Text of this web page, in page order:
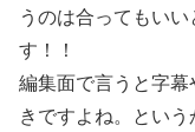
うのは合ってもい
す！！
編集面で言うと字
きですよね。とい